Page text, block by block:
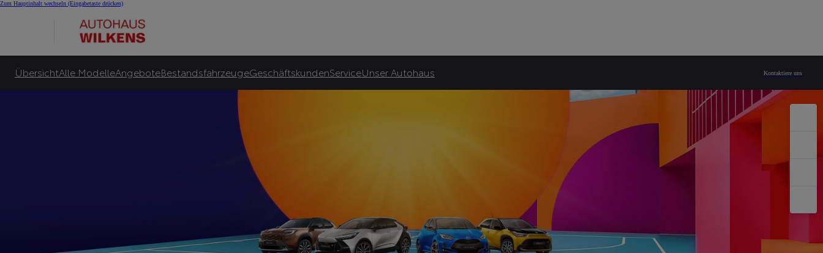
Zum Hauptinhalt wechseln (Eingabetaste drücken)
ÜbersichtAlle ModelleAngeboteBestandsfahrzeugeGeschäftskundenServiceUnser Autohaus Kontaktiere uns
Viele Toyota Hybrid-Leasingangebote für Privatkunden ab 145 €¹⁰ monatlicher Leasingrate.